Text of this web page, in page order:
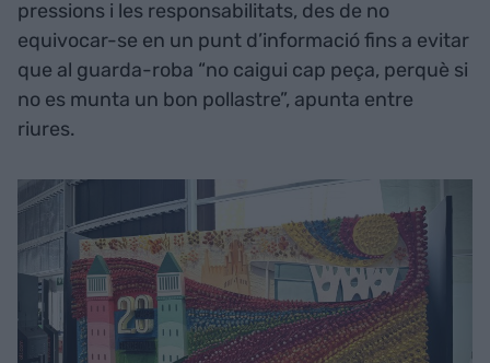
pressions i les responsabilitats, des de no
equivocar-se en un punt d’informació fins a evitar
que al guarda-roba “no caigui cap peça, perquè si
no es munta un bon pollastre”, apunta entre
riures.